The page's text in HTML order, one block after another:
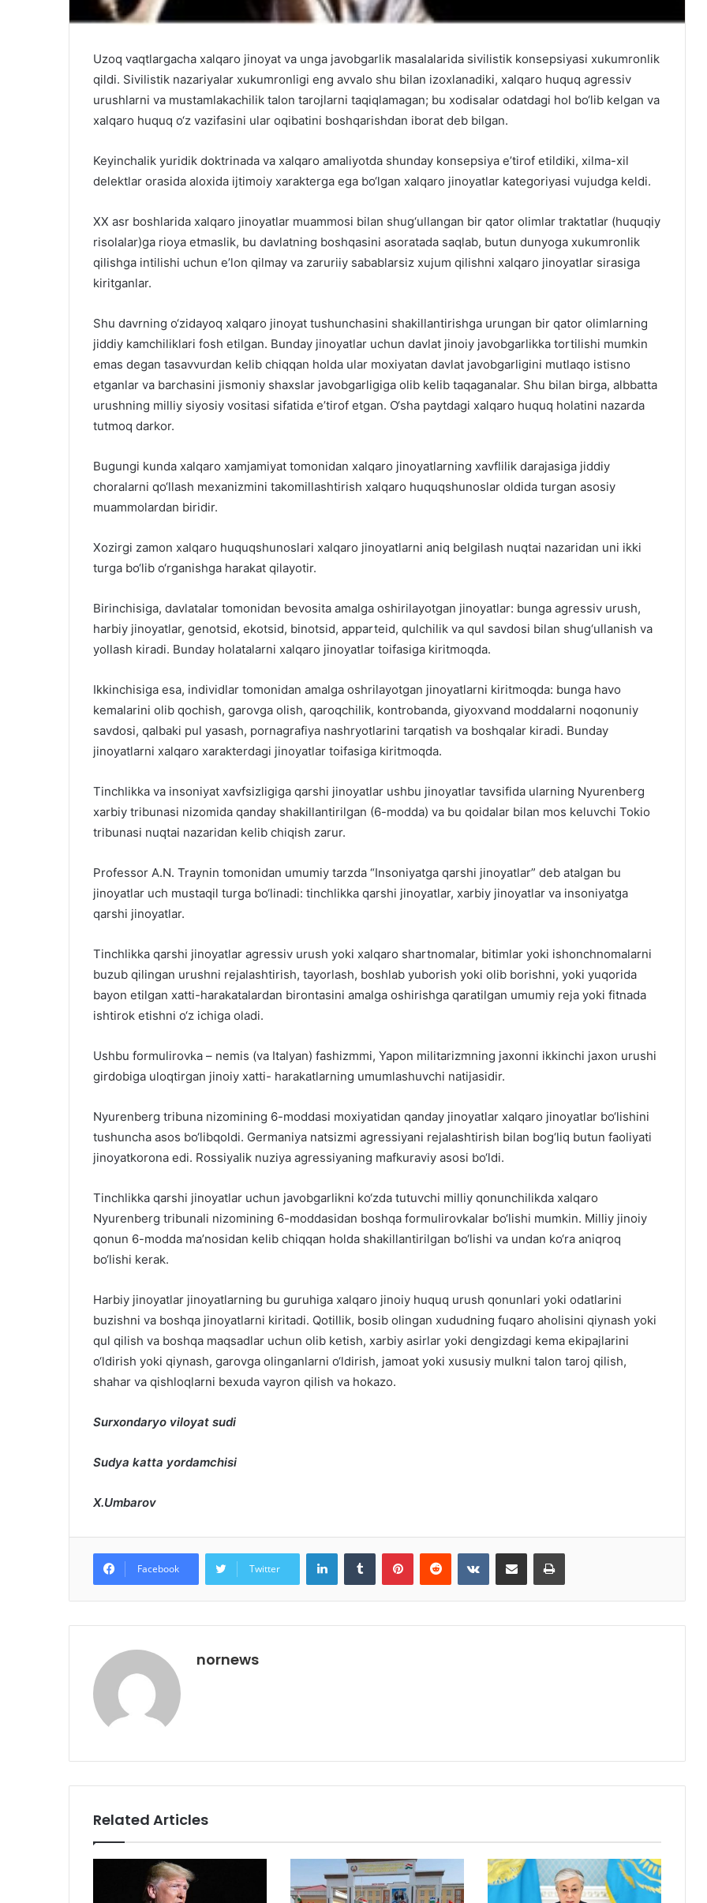
Uzoq vaqtlargacha xalqaro jinoyat va unga javobgarlik masalalarida sivilistik konsepsiyasi xukumronlik
qildi. Sivilistik nazariyalar xukumronligi eng avvalo shu bilan izoxlanadiki, xalqaro huquq agressiv
urushlarni va mustamlakachilik talon tarojlarni taqiqlamagan; bu xodisalar odatdagi hol bo‘lib kelgan va
xalqaro huquq o‘z vazifasini ular oqibatini boshqarishdan iborat deb bilgan.
Keyinchalik yuridik doktrinada va xalqaro amaliyotda shunday konsepsiya e’tirof etildiki, xilma-xil
delektlar orasida aloxida ijtimoiy xarakterga ega bo‘lgan xalqaro jinoyatlar kategoriyasi vujudga keldi.
XX asr boshlarida xalqaro jinoyatlar muammosi bilan shug‘ullangan bir qator olimlar traktatlar (huquqiy
risolalar)ga rioya etmaslik, bu davlatning boshqasini asoratada saqlab, butun dunyoga xukumronlik
qilishga intilishi uchun e’lon qilmay va zaruriiy sabablarsiz xujum qilishni xalqaro jinoyatlar sirasiga
kiritganlar.
Shu davrning o‘zidayoq xalqaro jinoyat tushunchasini shakillantirishga urungan bir qator olimlarning
jiddiy kamchiliklari fosh etilgan. Bunday jinoyatlar uchun davlat jinoiy javobgarlikka tortilishi mumkin
emas degan tasavvurdan kelib chiqqan holda ular moxiyatan davlat javobgarligini mutlaqo istisno
etganlar va barchasini jismoniy shaxslar javobgarligiga olib kelib taqaganalar. Shu bilan birga, albbatta
urushning milliy siyosiy vositasi sifatida e’tirof etgan. O‘sha paytdagi xalqaro huquq holatini nazarda
tutmoq darkor.
Bugungi kunda xalqaro xamjamiyat tomonidan xalqaro jinoyatlarning xavflilik darajasiga jiddiy
choralarni qo‘llash mexanizmini takomillashtirish xalqaro huquqshunoslar oldida turgan asosiy
muammolardan biridir.
Xozirgi zamon xalqaro huquqshunoslari xalqaro jinoyatlarni aniq belgilash nuqtai nazaridan uni ikki
turga bo‘lib o‘rganishga harakat qilayotir.
Birinchisiga, davlatalar tomonidan bevosita amalga oshirilayotgan jinoyatlar: bunga agressiv urush,
harbiy jinoyatlar, genotsid, ekotsid, binotsid, apparteid, qulchilik va qul savdosi bilan shug‘ullanish va
yollash kiradi. Bunday holatalarni xalqaro jinoyatlar toifasiga kiritmoqda.
Ikkinchisiga esa, individlar tomonidan amalga oshrilayotgan jinoyatlarni kiritmoqda: bunga havo
kemalarini olib qochish, garovga olish, qaroqchilik, kontrobanda, giyoxvand moddalarni noqonuniy
savdosi, qalbaki pul yasash, pornagrafiya nashryotlarini tarqatish va boshqalar kiradi. Bunday
jinoyatlarni xalqaro xarakterdagi jinoyatlar toifasiga kiritmoqda.
Tinchlikka va insoniyat xavfsizligiga qarshi jinoyatlar ushbu jinoyatlar tavsifida ularning Nyurenberg
xarbiy tribunasi nizomida qanday shakillantirilgan (6-modda) va bu qoidalar bilan mos keluvchi Tokio
tribunasi nuqtai nazaridan kelib chiqish zarur.
Professor A.N. Traynin tomonidan umumiy tarzda “Insoniyatga qarshi jinoyatlar” deb atalgan bu
jinoyatlar uch mustaqil turga bo‘linadi: tinchlikka qarshi jinoyatlar, xarbiy jinoyatlar va insoniyatga
qarshi jinoyatlar.
Tinchlikka qarshi jinoyatlar agressiv urush yoki xalqaro shartnomalar, bitimlar yoki ishonchnomalarni
buzub qilingan urushni rejalashtirish, tayorlash, boshlab yuborish yoki olib borishni, yoki yuqorida
bayon etilgan xatti-harakatalardan birontasini amalga oshirishga qaratilgan umumiy reja yoki fitnada
ishtirok etishni o‘z ichiga oladi.
Ushbu formulirovka – nemis (va Italyan) fashizmmi, Yapon militarizmning jaxonni ikkinchi jaxon urushi
girdobiga uloqtirgan jinoiy xatti- harakatlarning umumlashuvchi natijasidir.
Nyurenberg tribuna nizomining 6-moddasi moxiyatidan qanday jinoyatlar xalqaro jinoyatlar bo‘lishini
tushuncha asos bo‘libqoldi. Germaniya natsizmi agressiyani rejalashtirish bilan bog‘liq butun faoliyati
jinoyatkorona edi. Rossiyalik nuziya agressiyaning mafkuraviy asosi bo‘ldi.
Tinchlikka qarshi jinoyatlar uchun javobgarlikni ko‘zda tutuvchi milliy qonunchilikda xalqaro
Nyurenberg tribunali nizomining 6-moddasidan boshqa formulirovkalar bo‘lishi mumkin. Milliy jinoiy
qonun 6-modda ma’nosidan kelib chiqqan holda shakillantirilgan bo‘lishi va undan ko‘ra aniqroq
bo‘lishi kerak.
Harbiy jinoyatlar jinoyatlarning bu guruhiga xalqaro jinoiy huquq urush qonunlari yoki odatlarini
buzishni va boshqa jinoyatlarni kiritadi. Qotillik, bosib olingan xududning fuqaro aholisini qiynash yoki
qul qilish va boshqa maqsadlar uchun olib ketish, xarbiy asirlar yoki dengizdagi kema ekipajlarini
o‘ldirish yoki qiynash, garovga olinganlarni o‘ldirish, jamoat yoki xususiy mulkni talon taroj qilish,
shahar va qishloqlarni bexuda vayron qilish va hokazo.
Surxondaryo viloyat sudi
Sudya katta yordamchisi
X.Umbarov
Facebook Twitter
LinkedInTumblr PinterestReddit VKontakteShare via Email Print
nornews
Related Articles